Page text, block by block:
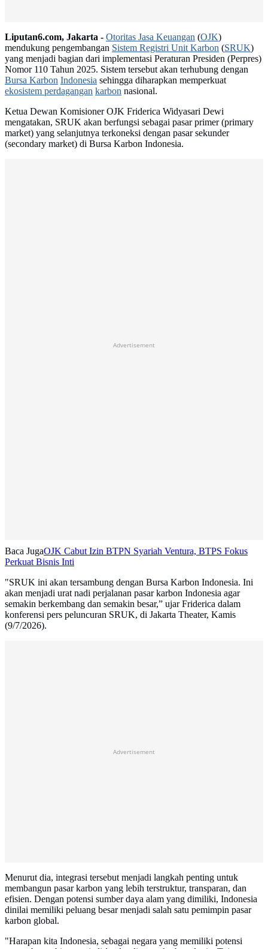
Liputan6.com, Jakarta - Otoritas Jasa Keuangan (OJK)
mendukung pengembangan Sistem Registri Unit Karbon (SRUK)
yang menjadi bagian dari implementasi Peraturan Presiden (Perpres)
Nomor 110 Tahun 2025. Sistem tersebut akan terhubung dengan
Bursa Karbon Indonesia sehingga diharapkan memperkuat
ekosistem perdagangan karbon nasional.
Ketua Dewan Komisioner OJK Friderica Widyasari Dewi
mengatakan, SRUK akan berfungsi sebagai pasar primer (primary
market) yang selanjutnya terkoneksi dengan pasar sekunder
(secondary market) di Bursa Karbon Indonesia.
Advertisement
Baca JugaOJK Cabut Izin BTPN Syariah Ventura, BTPS Fokus
Perkuat Bisnis Inti
"SRUK ini akan tersambung dengan Bursa Karbon Indonesia. Ini
akan menjadi urat nadi perjalanan pasar karbon Indonesia agar
semakin berkembang dan semakin besar,” ujar Friderica dalam
konferensi pers peluncuran SRUK, di Jakarta Theater, Kamis
(9/7/2026).
Advertisement
Menurut dia, integrasi tersebut menjadi langkah penting untuk
membangun pasar karbon yang lebih terstruktur, transparan, dan
efisien. Dengan potensi sumber daya alam yang dimiliki, Indonesia
dinilai memiliki peluang besar menjadi salah satu pemimpin pasar
karbon global.
"Harapan kita Indonesia, sebagai negara yang memiliki potensi